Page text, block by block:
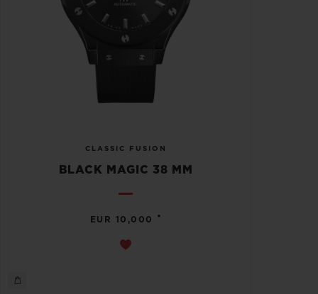
CLASSIC FUSION
BLACK MAGIC 38 MM
EUR 10,000 •